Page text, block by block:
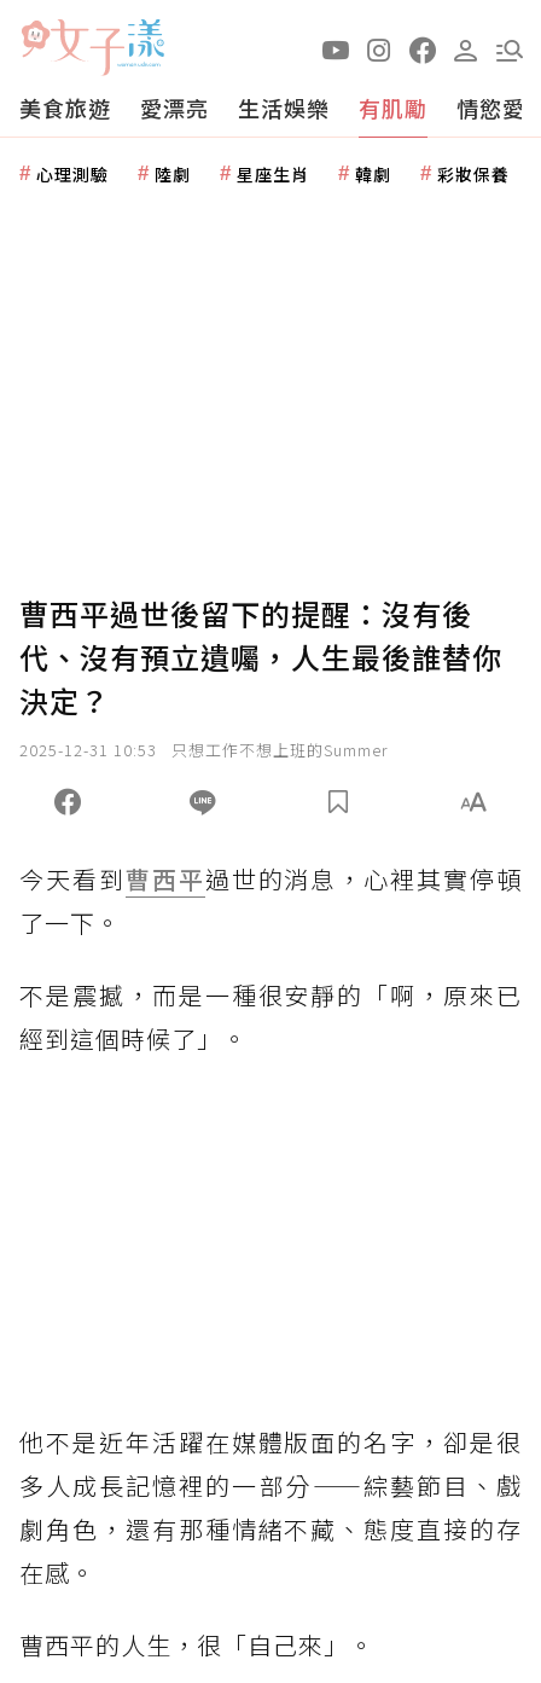
美食旅遊 愛漂亮 生活娛樂 有肌勵 情慾愛
心理測驗 陸劇 星座生肖 韓劇 彩妝保養
曹西平過世後留下的提醒：沒有後
代、沒有預立遺囑，人生最後誰替你
決定？
2025-12-31 10:53 只想工作不想上班的Summer
今天看到曹西平過世的消息，心裡其實停頓
了一下。
不是震撼，而是一種很安靜的「啊，原來已
經到這個時候了」。
他不是近年活躍在媒體版面的名字，卻是很
多人成長記憶裡的一部分——綜藝節目、戲
劇角色，還有那種情緒不藏、態度直接的存
在感。
曹西平的人生，很「自己來」。